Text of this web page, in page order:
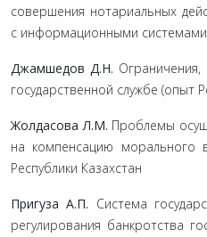
совершения нотариальных
с информационными системами
Джамшедов Д.Н.
государственной службе (опыт
Жолдасова Л.М. Проблемы
на компенсацию морального
Республики Казахстан
Пригуза А.П. Система
регулирования банкротства